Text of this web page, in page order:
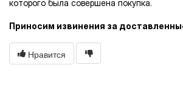
которого была совершена покупка.
Приносим извинения за
Нравится